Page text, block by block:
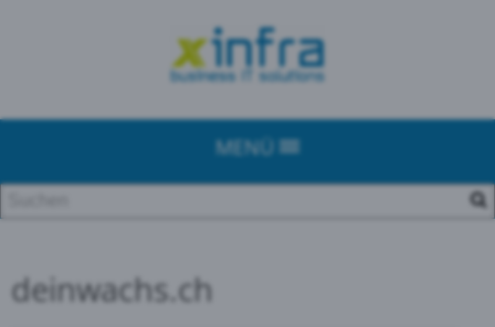
MENÜ
deinwachs.ch